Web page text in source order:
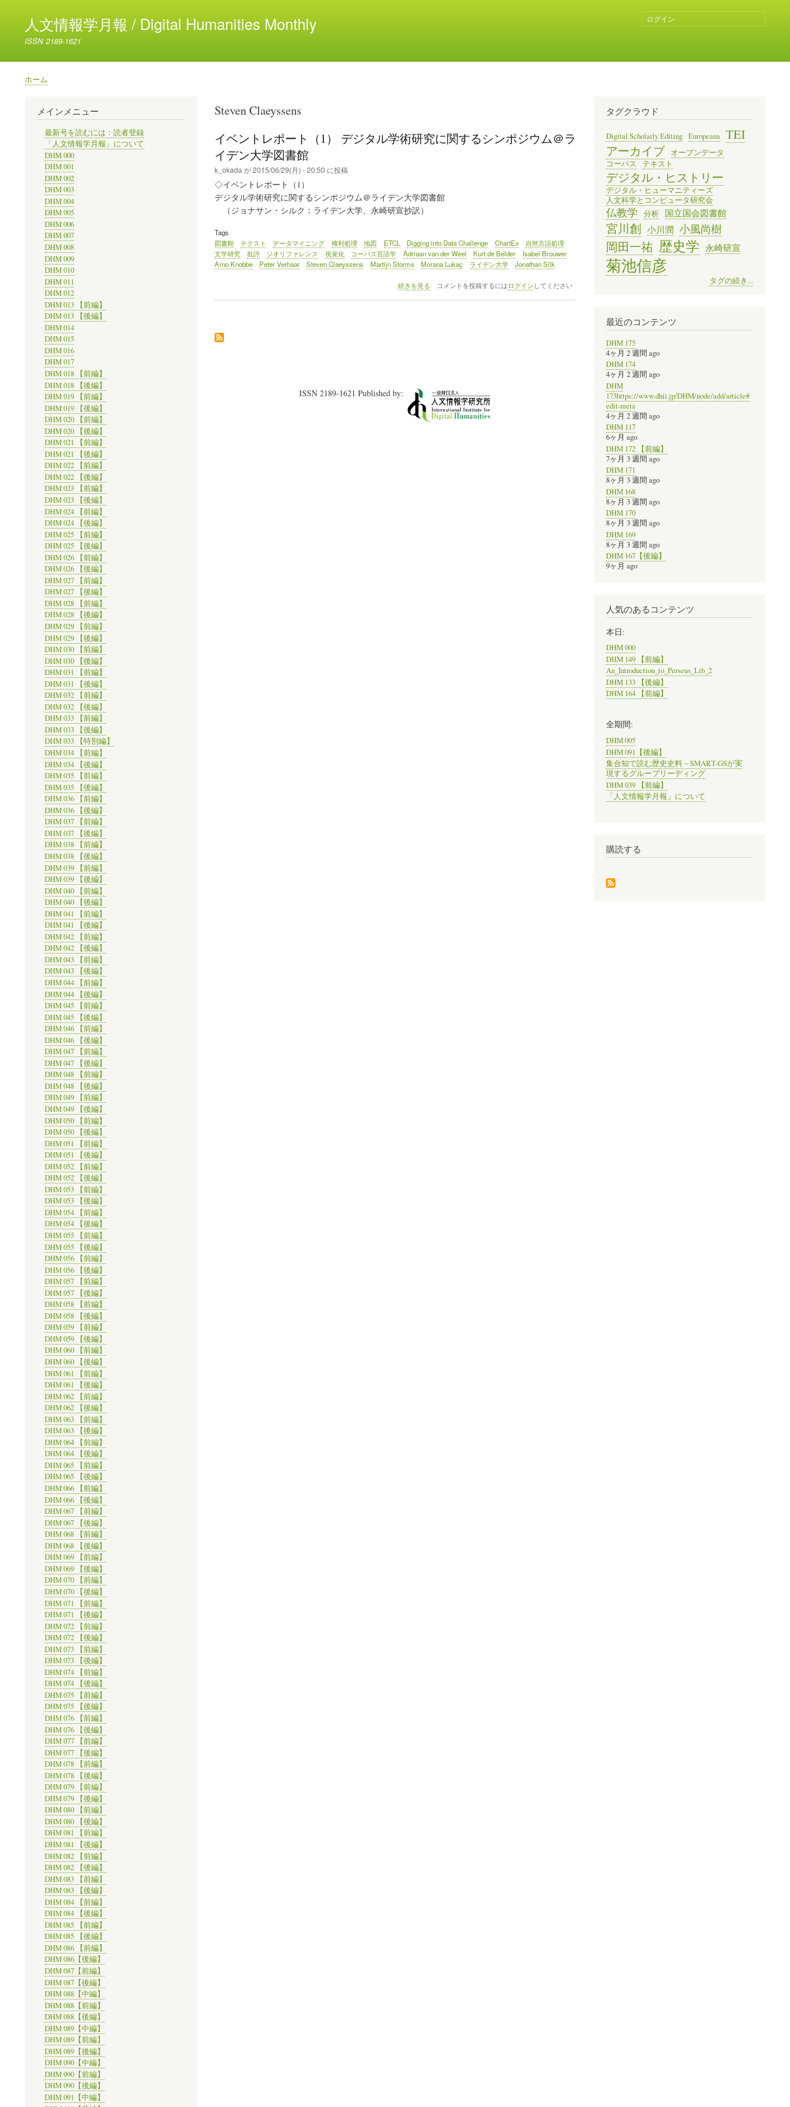
動
人文情報学月報 / Digital Humanities Monthly
ISSN 2189-1621
ユ
ー
ン
ト
メ
ニ
ュ
ー
ログイン
パ
ホーム
Steven Claeyssens
イベントレポート（1） デジタル学術研究に関するシンポジウム＠ラ
イデン大学図書館
k_okada が2015/06/29(月) - 20:50 に投稿
◇イベントレポート（1）
デジタル学術研究に関するシンポジウム＠ライデン大学図書館
（ジョナサン・シルク：ライデン大学、永崎研宣抄訳）
Tags
図書館
テクスト データマイニング 権利処理 地図 ETCL Digging into Data Challenge ChartEx
自然言語処理
文学研究
批評 ジオリファレンス 視覚化 コーパス言語学 Adriaan van der Weel Kurt de Belder
Isabel Brouwer
Arno Knobbe
Peter Verhaar Steven Claeyssens Martijn Storms Morana Lukaç ライデン大学 Jonathan Silk
イ
タ
続きを見る コメントを投稿するには ログイン してください
ISSN 2189-1621 Published by:
メインメニュー
最新号を読むには：読者登録
「人文情報学月報」について
DHM 000
DHM 001
DHM 002
DHM 003
DHM 004
DHM 005
DHM 006
DHM 007
DHM 008
DHM 009
DHM 010
DHM 011
DHM 012
DHM 013 【前編】
DHM 013 【後編】
DHM 014
DHM 015
DHM 016
DHM 017
DHM 018 【前編】
DHM 018 【後編】
DHM 019 【前編】
DHM 019 【後編】
DHM 020 【前編】
DHM 020 【後編】
DHM 021 【前編】
DHM 021 【後編】
DHM 022 【前編】
DHM 022 【後編】
DHM 023 【前編】
DHM 023 【後編】
DHM 024 【前編】
DHM 024 【後編】
DHM 025 【前編】
DHM 025 【後編】
DHM 026 【前編】
DHM 026 【後編】
DHM 027 【前編】
DHM 027 【後編】
DHM 028 【前編】
DHM 028 【後編】
DHM 029 【前編】
DHM 029 【後編】
DHM 030 【前編】
DHM 030 【後編】
DHM 031 【前編】
DHM 031 【後編】
DHM 032 【前編】
DHM 032 【後編】
DHM 033 【前編】
DHM 033 【後編】
DHM 033 【特別編】
DHM 034 【前編】
DHM 034 【後編】
DHM 035 【前編】
DHM 035 【後編】
DHM 036 【前編】
DHM 036 【後編】
DHM 037 【前編】
DHM 037 【後編】
DHM 038 【前編】
DHM 038 【後編】
DHM 039 【前編】
DHM 039 【後編】
DHM 040 【前編】
DHM 040 【後編】
DHM 041 【前編】
DHM 041 【後編】
DHM 042 【前編】
DHM 042 【後編】
DHM 043 【前編】
DHM 043 【後編】
DHM 044 【前編】
DHM 044 【後編】
DHM 045 【前編】
DHM 045 【後編】
DHM 046 【前編】
DHM 046 【後編】
DHM 047 【前編】
DHM 047 【後編】
DHM 048 【前編】
DHM 048 【後編】
DHM 049 【前編】
DHM 049 【後編】
DHM 050 【前編】
DHM 050 【後編】
DHM 051 【前編】
DHM 051 【後編】
DHM 052 【前編】
DHM 052 【後編】
DHM 053 【前編】
DHM 053 【後編】
DHM 054 【前編】
DHM 054 【後編】
DHM 055 【前編】
DHM 055 【後編】
DHM 056 【前編】
DHM 056 【後編】
DHM 057 【前編】
DHM 057 【後編】
DHM 058 【前編】
DHM 058 【後編】
DHM 059 【前編】
DHM 059 【後編】
DHM 060 【前編】
DHM 060 【後編】
DHM 061 【前編】
DHM 061 【後編】
DHM 062 【前編】
DHM 062 【後編】
DHM 063 【前編】
DHM 063 【後編】
DHM 064 【前編】
DHM 064 【後編】
DHM 065 【前編】
DHM 065 【後編】
DHM 066 【前編】
DHM 066 【後編】
DHM 067 【前編】
DHM 067 【後編】
DHM 068 【前編】
DHM 068 【後編】
DHM 069 【前編】
DHM 069 【後編】
DHM 070 【前編】
DHM 070 【後編】
DHM 071 【前編】
DHM 071 【後編】
DHM 072 【前編】
DHM 072 【後編】
DHM 073 【前編】
DHM 073 【後編】
DHM 074 【前編】
DHM 074 【後編】
DHM 075 【前編】
DHM 075 【後編】
DHM 076 【前編】
DHM 076 【後編】
DHM 077 【前編】
DHM 077 【後編】
DHM 078 【前編】
DHM 078 【後編】
DHM 079 【前編】
DHM 079 【後編】
DHM 080 【前編】
DHM 080 【後編】
DHM 081 【前編】
DHM 081 【後編】
DHM 082 【前編】
DHM 082 【後編】
DHM 083 【前編】
DHM 083 【後編】
DHM 084 【前編】
DHM 084 【後編】
DHM 085 【前編】
DHM 085 【後編】
DHM 086 【前編】
DHM 086【後編】
DHM 087【前編】
DHM 087【後編】
DHM 088【中編】
DHM 088【前編】
DHM 088【後編】
DHM 089【中編】
DHM 089【前編】
DHM 089【後編】
DHM 090【中編】
DHM 090【前編】
DHM 090【後編】
DHM 091【中編】
タグクラウド
Digital Scholarly Editing Europeana
TEI
アーカイブ
オープンデータ
コーパス
テキスト
デジタル・ヒストリー
デジタル・ヒューマニティーズ
人文科学とコンピュータ研究会
仏教学 分析 国立国会図書館
宮川創 小川潤 小風尚樹
岡田一祐 歴史学 永崎研宣
菊池信彦
タグの続き...
最近のコンテンツ
DHM 175
4ヶ月 2 週間 ago
DHM 174
4ヶ月 2 週間 ago
DHM
173https://www.dhii.jp/DHM/node/add/article#
edit-meta
4ヶ月 2 週間 ago
DHM 117
6ヶ月 ago
DHM 172 【前編】
7ヶ月 3 週間 ago
DHM 171
8ヶ月 3 週間 ago
DHM 168
8ヶ月 3 週間 ago
DHM 170
8ヶ月 3 週間 ago
DHM 169
8ヶ月 3 週間 ago
DHM 167【後編】
9ヶ月 ago
人気のあるコンテンツ
本日:
DHM 000
DHM 149 【前編】
An_Introduction_to_Perseus_Lib_2
DHM 133 【後編】
DHM 164 【前編】
全期間:
DHM 005
DHM 091【後編】
集合知で読む歴史史料－SMART-GSが実
現するグループリーディング
DHM 039 【前編】
「人文情報学月報」について
購読する